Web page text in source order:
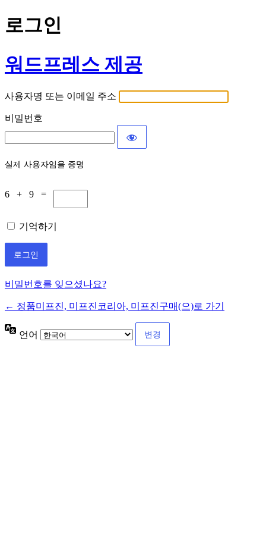
로그인
워드프레스 제공
사용자명 또는 이메일 주소
비밀번호
실제 사용자임을 증명
6 + 9 =
기억하기
비밀번호를 잊으셨나요?
← 정품미프진, 미프진코리아, 미프진구매(으)로 가기
언어